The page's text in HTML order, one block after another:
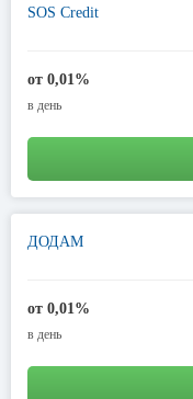
SOS Credit
от 0,01%
в день
ДОДАМ
от 0,01%
в день